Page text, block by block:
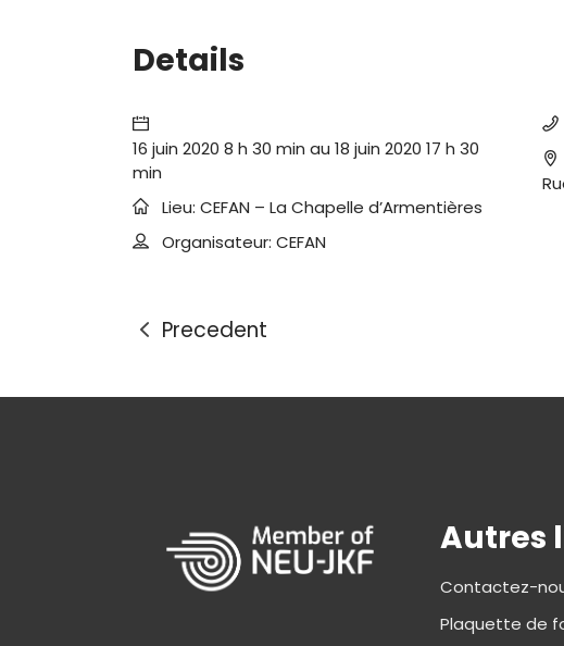
Details
16 juin 2020 8 h 30 min au 18 juin 2020 17 h 30
min
Lieu: CEFAN – La Chapelle d’Armentières
Organisateur: CEFAN
Precedent
Autres
Contactez-
Plaquette de